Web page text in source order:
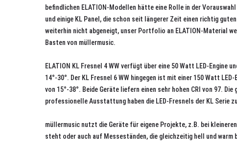
befindlichen ELATION-Modellen hätte eine Rolle in der
und einige KL Panel, die schon seit längerer Zeit einen richtig
weiterhin nicht abgeneigt, unser Portfolio an ELATION-Material
Basten von müllermusic.
ELATION KL Fresnel 4 WW verfügt über eine 50 Watt LED-Engine
14°-30°. Der KL Fresnel 6 WW hingegen ist mit einer 150 Watt
von 15°-38°. Beide Geräte liefern einen sehr hohen CRI von 97.
professionelle Ausstattung haben die LED-Fresnels der KL Serie
müllermusic nutzt die Geräte für eigene Projekte, z.B. bei
steht oder auch auf Messeständen, die gleichzeitig hell und warm